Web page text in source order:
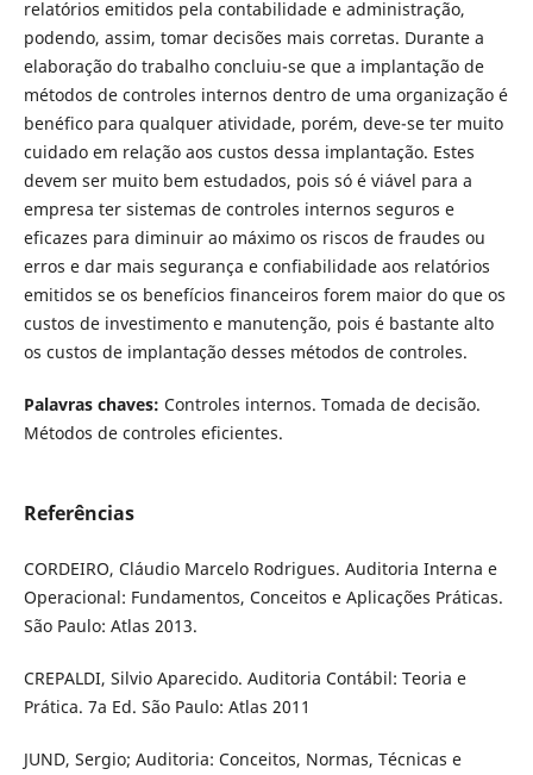
relatórios emitidos pela contabilidade e administração,
podendo, assim, tomar decisões mais corretas. Durante a
elaboração do trabalho concluiu-se que a implantação de
métodos de controles internos dentro de uma organização é
benéfico para qualquer atividade, porém, deve-se ter muito
cuidado em relação aos custos dessa implantação. Estes
devem ser muito bem estudados, pois só é viável para a
empresa ter sistemas de controles internos seguros e
eficazes para diminuir ao máximo os riscos de fraudes ou
erros e dar mais segurança e confiabilidade aos relatórios
emitidos se os benefícios financeiros forem maior do que os
custos de investimento e manutenção, pois é bastante alto
os custos de implantação desses métodos de controles.
Palavras chaves: Controles internos. Tomada de decisão.
Métodos de controles eficientes.
Referências
CORDEIRO, Cláudio Marcelo Rodrigues. Auditoria Interna e
Operacional: Fundamentos, Conceitos e Aplicações Práticas.
São Paulo: Atlas 2013.
CREPALDI, Silvio Aparecido. Auditoria Contábil: Teoria e
Prática. 7a Ed. São Paulo: Atlas 2011
JUND, Sergio; Auditoria: Conceitos, Normas, Técnicas e